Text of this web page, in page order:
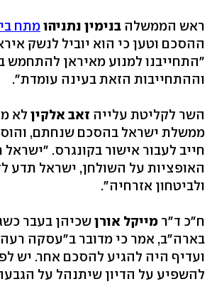
ראש הממשלה בנימין נתניהומתח
ההסכם וטען כי הוא יוביל לנשק
"התחייבנו למנוע מאיראן להתחמש
וההתחייבות הזאת בעינה עומדת".
השר לקליטת עלייה זאב אלקין לא
ממשלת ישראל בהסכם שנחתם,
חייב לעבור אישור בקונגרס.
האופציות על השולחן, ישראל תדע
ולביטחון אזרחיה".
ח"כ ד"ר מייקל אורןשכיהן בעבר
בארה"ב, אמר כי מדובר ב"עסקה רעה
ועדיף היה להגיע להסכם אחר. יש
להשפיע על הדיון שיתנהל על